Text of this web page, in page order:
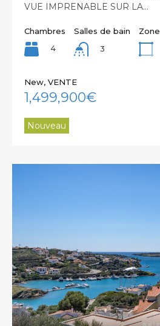
VUE IMPRENABLE SUR LA…
Chambres
4
Salles de bain
3
Zone
New, VENTE
1,499,900€
Nouveau